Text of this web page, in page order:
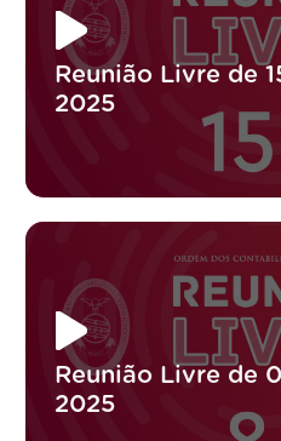
Reunião Livre de
2025
Reunião Livre de
2025